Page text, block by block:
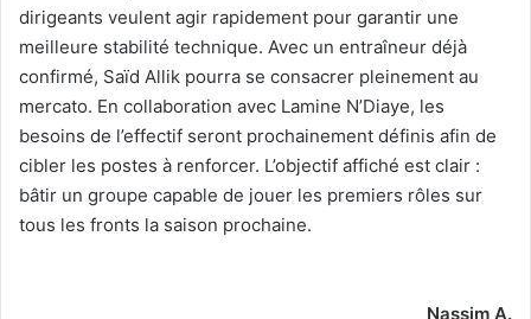
dirigeants veulent agir rapidement pour garantir une
meilleure stabilité technique. Avec un entraîneur déjà
confirmé, Saïd Allik pourra se consacrer pleinement au
mercato. En collaboration avec Lamine N’Diaye, les
besoins de l’effectif seront prochainement définis afin de
cibler les postes à renforcer. L’objectif affiché est clair :
bâtir un groupe capable de jouer les premiers rôles sur
tous les fronts la saison prochaine.
Nassim A.